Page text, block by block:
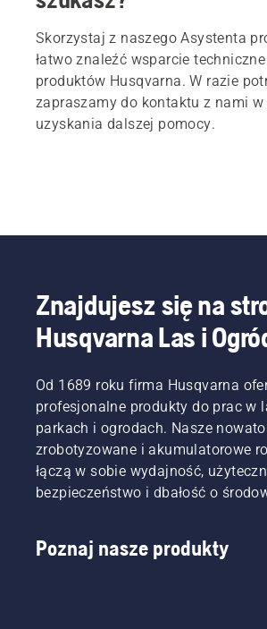
Skorzystaj z naszego Asystenta
łatwo znaleźć wsparcie
produktów Husqvarna. W razie
zapraszamy do kontaktu z nami w
uzyskania dalszej pomocy.
Znajdujesz się na
Husqvarna Las i
Od 1689 roku firma Husqvarna
profesjonalne produkty do prac w
parkach i ogrodach. Nasze
zrobotyzowane i akumulatorowe
łączą w sobie wydajność,
bezpieczeństwo i dbałość o
Poznaj nasze produkty